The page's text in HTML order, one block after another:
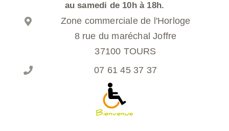
au samedi de 10h à 18h.
Zone commerciale de l'Horloge
8 rue du maréchal Joffre
37100 TOURS
07 61 45 37 37